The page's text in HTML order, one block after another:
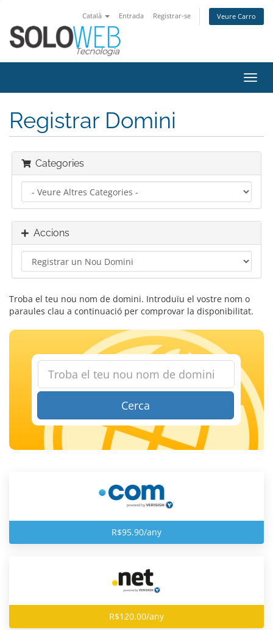
Català Entrada Registrar-se Veure Carro
la
Registrar Domini
Categories
Accions
Troba el teu nou nom de domini. Introduïu el vostre nom o
paraules clau a continuació per comprovar la disponibilitat.
Cerca
R$95.90/any
R$120.00/any